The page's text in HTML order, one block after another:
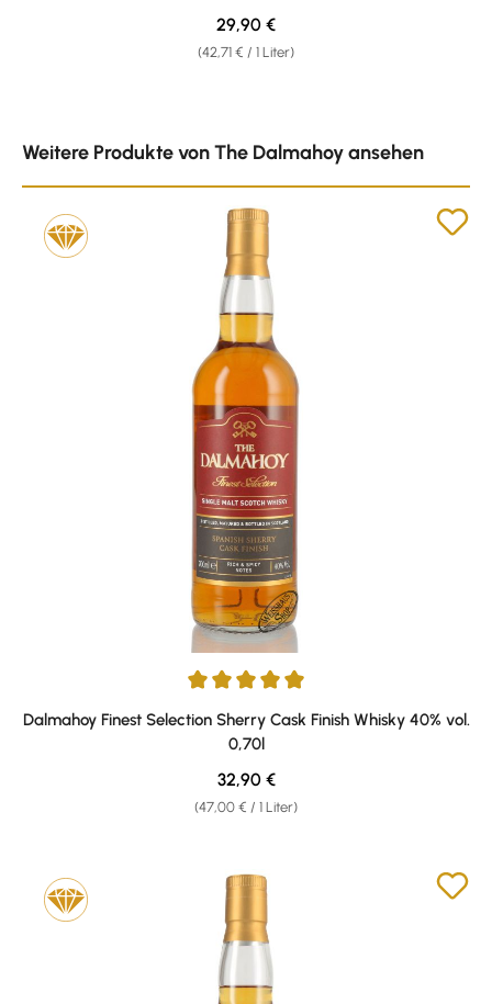
(42,71 € / 1 Liter)
Regulärer Preis:
29,90 €
Weitere Produkte von The Dalmahoy ansehen
Durchschnittliche Bewertung von 5 von 5 Sternen
Dalmahoy Finest Selection Sherry Cask Finish Whisky 40% vol.
0,70l
(47,00 € / 1 Liter)
Regulärer Preis:
32,90 €